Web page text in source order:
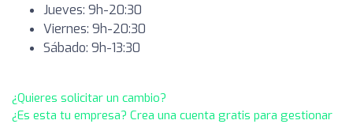
Jueves: 9h-20:30
Viernes: 9h-20:30
Sábado: 9h-13:30
¿Quieres solicitar un cambio?
¿Es esta tu empresa? Crea una cuenta gratis para gestionar